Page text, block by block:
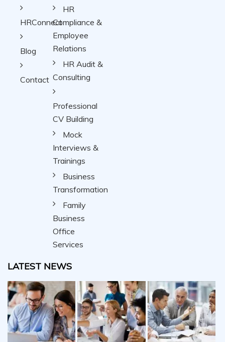
HRConnect
Blog
Contact
HR
Compliance &
Employee
Relations
HR Audit &
Consulting
Professional
CV Building
Mock
Interviews &
Trainings
Business
Transformation
Family
Business
Office
Services
LATEST NEWS